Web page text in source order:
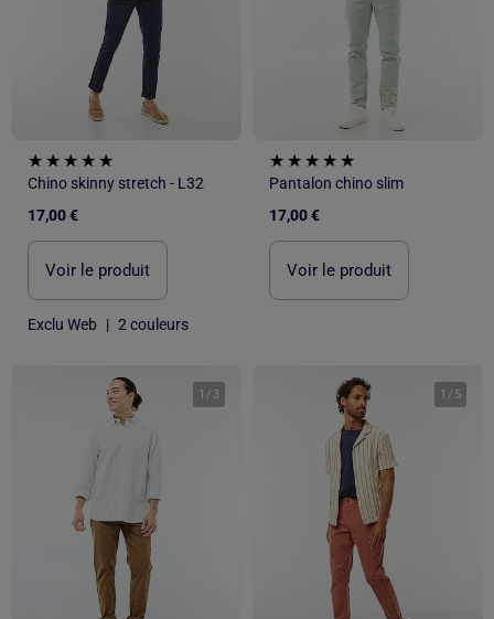
Chino skinny stretch - L32
17,00 €
Voir le produit
Exclu Web | 2 couleurs
Pantalon chino slim
17,00 €
Voir le produit
1 / 3 1 / 5